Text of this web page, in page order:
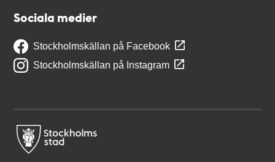
Sociala medier
Stockholmskällan på Facebook
Stockholmskällan på Instagram